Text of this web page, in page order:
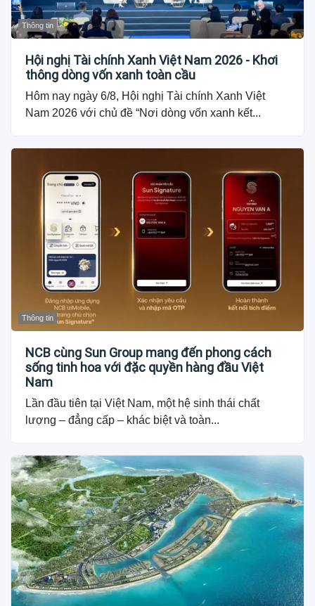
Thông tin
Hội nghị Tài chính Xanh Việt Nam 2026 - Khơi
thông dòng vốn xanh toàn cầu
Hôm nay ngày 6/8, Hội nghị Tài chính Xanh Việt
Nam 2026 với chủ đề “Nơi dòng vốn xanh kết...
Thông tin
NCB cùng Sun Group mang đến phong cách
sống tinh hoa với đặc quyền hàng đầu Việt
Nam
Lần đầu tiên tại Việt Nam, một hệ sinh thái chất
lượng – đẳng cấp – khác biệt và toàn...